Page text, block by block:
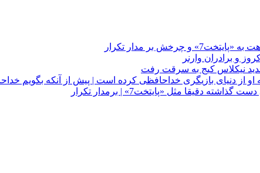
بر مدار تکرار
از دنیای بازیگری خداحافظی کرده است | پیش از آنکه بگویم
مثل «پایتخت7» | برمدار تکرار